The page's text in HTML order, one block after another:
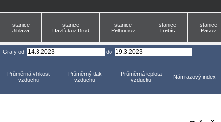
stanice
Jihlava
stanice
Havlíckuv Brod
stanice
Pelhrimov
stanice
Trebíc
stanice
Pacov
Grafy od do
Průměrná vlhkost
vzduchu
Průměrný tlak
vzduchu
Průměrná teplota
vzduchu
Námrazový index